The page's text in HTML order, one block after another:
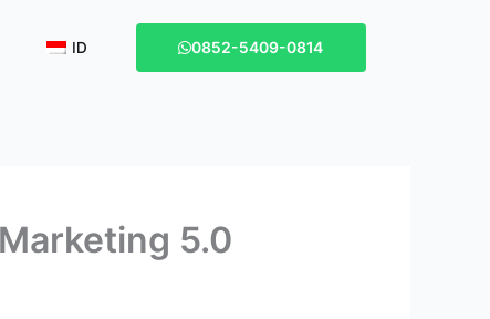
ID 0852-5409-0814
5.0